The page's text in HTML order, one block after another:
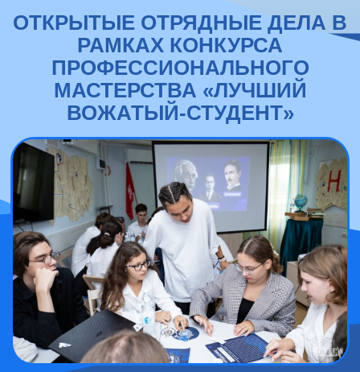
ОТКРЫТЫЕ ОТРЯДНЫЕ ДЕЛА В
РАМКАХ КОНКУРСА
ПРОФЕССИОНАЛЬНОГО
МАСТЕРСТВА «ЛУЧШИЙ
ВОЖАТЫЙ-СТУДЕНТ»